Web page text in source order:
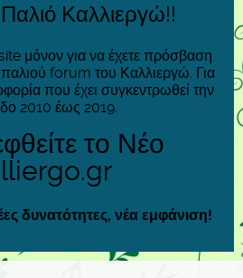
Καλλιεργώ!!
μόνον για να έχετε πρόσβαση
forum του Καλλιεργώ. Για
που έχει συγκεντρωθεί την
2010 έως 2019.
το Νέο
δυνατότητες, νέα εμφάνιση!